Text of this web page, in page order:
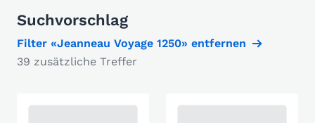
Suchvorschlag
Filter «Jeanneau Voyage 1250» entfernen
39 zusätzliche Treffer